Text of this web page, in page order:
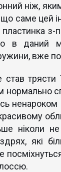
ніж,
що саме цей
з-
в даний
вже
трясти
нормально
ненароком
ніколи
які